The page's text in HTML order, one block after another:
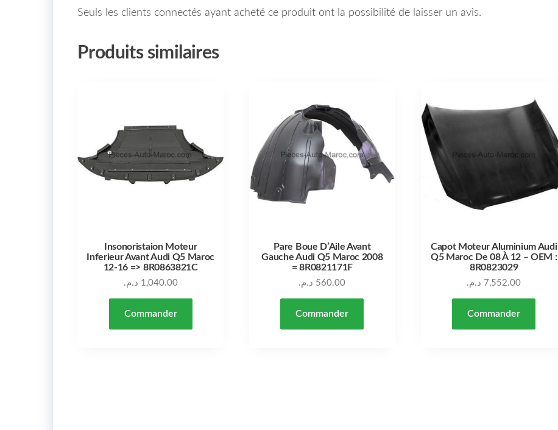
Seuls les clients connectés ayant acheté ce produit ont la possibilité de laisser un avis.
Produits similaires
Insonoristaion Moteur
Inferieur Avant Audi Q5 Maroc
12-16 => 8R0863821C
1,040.00 د.م.
Commander
Pare Boue D’Aile Avant
Gauche Audi Q5 Maroc 2008
= 8R0821171F
560.00 د.م.
Commander
Capot Moteur Aluminium Audi
Q5 Maroc De 08 À 12 – OEM :
8R0823029
7,552.00 د.م.
Commander